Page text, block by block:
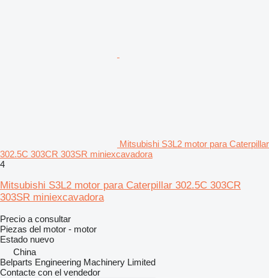
Mitsubishi S3L2 motor para Caterpillar
302.5C 303CR 303SR miniexcavadora
4
Mitsubishi S3L2 motor para Caterpillar 302.5C 303CR
303SR miniexcavadora
Precio a consultar
Piezas del motor - motor
Estado nuevo
China
Belparts Engineering Machinery Limited
Contacte con el vendedor